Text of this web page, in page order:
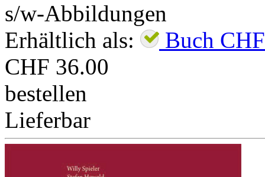
s/w-Abbildungen
Erhältlich als:
Buch
CHF 36.00
bestellen
Lieferbar